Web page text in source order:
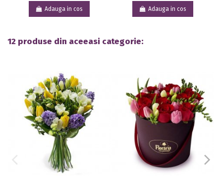
Adauga in cos Adauga in cos
12 produse din aceeasi categorie: